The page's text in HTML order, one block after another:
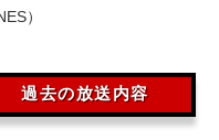
）
過去の放送内容